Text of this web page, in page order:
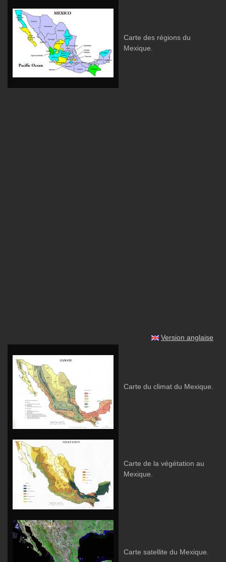
Carte des régions du
Mexique.
Version anglaise
Carte du climat du Mexique.
Carte de la végétation au
Mexique.
Carte satellite du Mexique.